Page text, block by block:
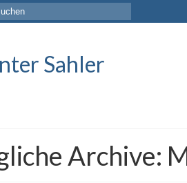
Sahler
Archive: